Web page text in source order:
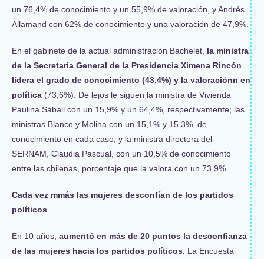
un 76,4% de conocimiento y un 55,9% de valoración, y Andrés
Allamand con 62% de conocimiento y una valoración de 47,9%.
En el gabinete de la actual administración Bachelet, la ministra
de la Secretaria General de la Presidencia Ximena Rincón
lidera el grado de conocimiento (43,4%) y la valoraciónn en
política (73,6%). De lejos le siguen la ministra de Vivienda
Paulina Saball con un 15,9% y un 64,4%, respectivamente; las
ministras Blanco y Molina con un 15,1% y 15,3%, de
conocimiento en cada caso, y la ministra directora del
SERNAM, Claudia Pascual, con un 10,5% de conocimiento
entre las chilenas, porcentaje que la valora con un 73,9%.
Cada vez mmás las mujeres desconfían de los partidos
políticos
En 10 años, aumentó en más de 20 puntos la desconfianza
de las mujeres hacia los partidos políticos. La Encuesta